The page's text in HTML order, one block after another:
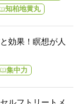
知柏地黄丸
効果！瞑想が人
集中力